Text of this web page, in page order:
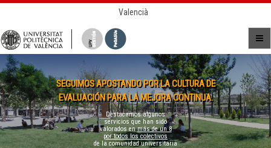
Valencià
SEGUIMOS APOSTANDO POR LA CULTURA DE
EVALUACIÓN PARA LA MEJORA CONTINUA.
Destacamos algunos
servicios que han sido
valorados enmás de un 8
por todos los colectivos
de la comunidad universitaria